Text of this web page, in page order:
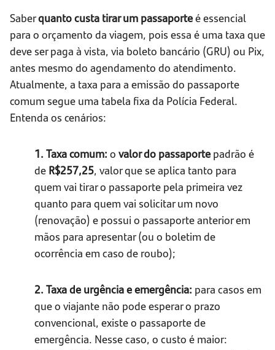
Saberquanto custa tirar um passaporteé essencial
para o orçamento da viagem, pois essa é uma taxa que
deve ser paga à vista, via boleto bancário (GRU) ou Pix,
antes mesmo do agendamento do atendimento.
Atualmente, a taxa para a emissão do passaporte
comum segue uma tabela fixa da Polícia Federal.
Entenda os cenários:
1. Taxa comum: o valor do passaporte padrão é
de R$257,25, valor que se aplica tanto para
quem vai tirar o passaporte pela primeira vez
quanto para quem vai solicitar um novo
(renovação) e possui o passaporte anterior em
mãos para apresentar (ou o boletim de
ocorrência em caso de roubo);
2. Taxa de urgência e emergência: para casos em
que o viajante não pode esperar o prazo
convencional, existe o passaporte de
emergência. Nesse caso, o custo é maior: